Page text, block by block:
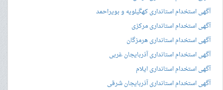
آگهی استخدام استانداری کهگیلویه و بویراحمد
آگهی استخدام استانداری مرکزی
آگهی استخدام استانداری هرمزگان
آگهی استخدام استانداری آذربایجان غربی
آگهی استخدام استانداری ایلام
آگهی استخدام استانداری آذربایجان شرقی